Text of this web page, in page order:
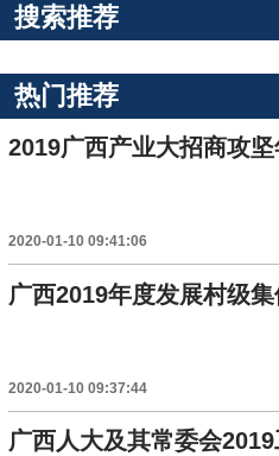
搜索推荐
热门推荐
2019广西产业大招商攻
2020-01-10 09:41:06
广西2019年度发展村级
2020-01-10 09:37:44
广西人大及其常委会